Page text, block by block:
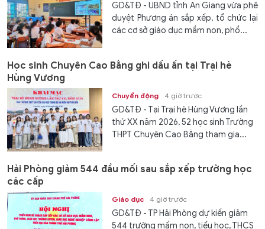
GD&TĐ - UBND tỉnh An Giang vừa phê
duyệt Phương án sắp xếp, tổ chức lại
các cơ sở giáo dục mầm non, phổ...
Học sinh Chuyên Cao Bằng ghi dấu ấn tại Trại hè
Hùng Vương
Chuyển động 4 giờ trước
GD&TĐ - Tại Trại hè Hùng Vương lần
thứ XX năm 2026, 52 học sinh Trường
THPT Chuyên Cao Bằng tham gia...
Hải Phòng giảm 544 đầu mối sau sắp xếp trường học
các cấp
Giáo dục 4 giờ trước
GD&TĐ - TP Hải Phòng dự kiến giảm
544 trường mầm non, tiểu học, THCS